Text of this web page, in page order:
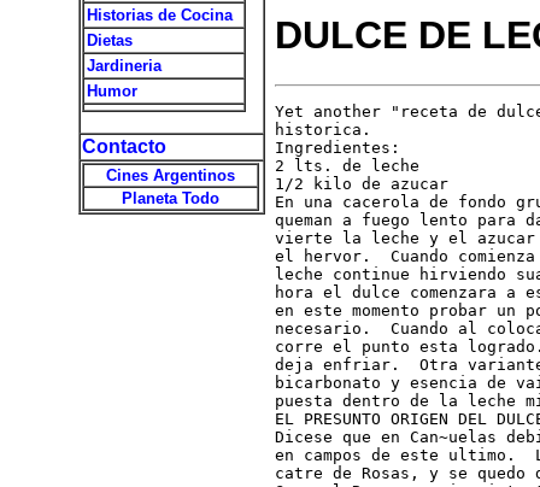
Historias de Cocina
Dietas
Jardineria
Humor
Contacto
Cines Argentinos
Planeta Todo
DULCE DE
Yet another "receta de
historica.
Ingredientes:
2 lts. de leche
1/2 kilo de azucar
En una cacerola de fondo
queman a fuego lento para
vierte la leche y el azucar
el hervor.  Cuando
leche continue hirviendo
hora el dulce comenzara a
en este momento probar
necesario.  Cuando al
corre el punto esta
deja enfriar.  Otra
bicarbonato y esencia de
puesta dentro de la leche
EL PRESUNTO ORIGEN DEL
Dicese que en Can~uelas
en campos de este ultimo.
catre de Rosas, y se